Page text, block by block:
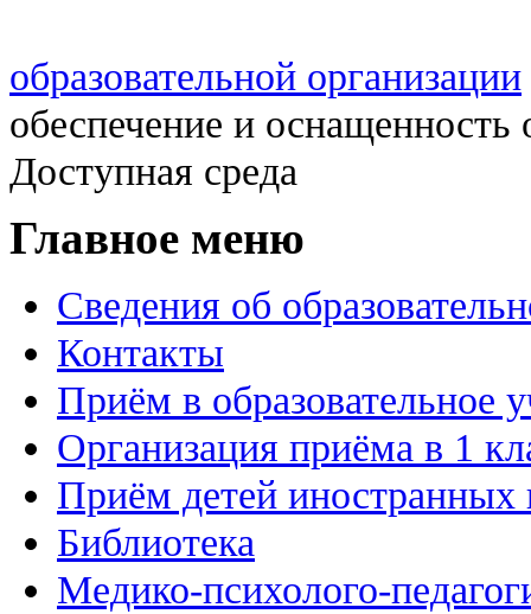
образовательной организации
обеспечение и оснащенность
Доступная среда
Главное меню
Сведения об
Контакты
Приём в образовательное
Организация приёма в 1
Приём детей иностранных
Библиотека
Медико-психолого-